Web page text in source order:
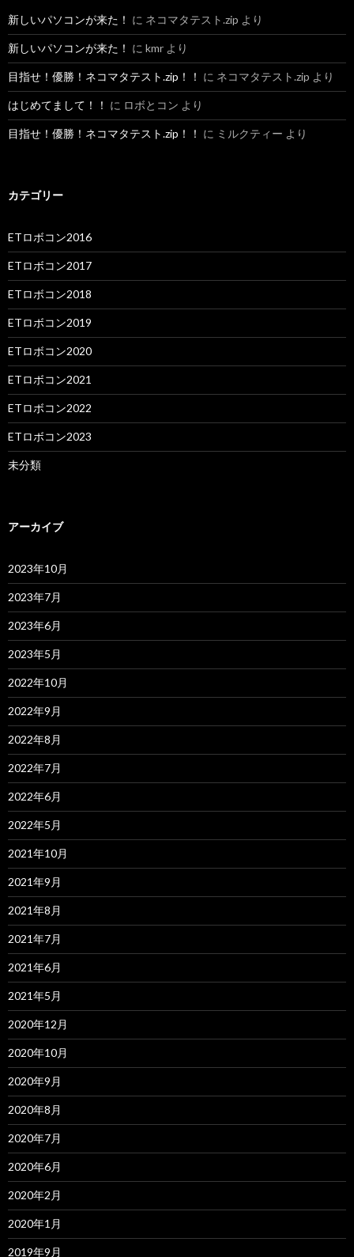
新しいパソコンが来た！ に ネコマタテスト.zip より
新しいパソコンが来た！ に kmr より
目指せ！優勝！ネコマタテスト.zip！！ に ネコマタテスト.zip より
はじめてまして！！ に ロボとコン より
目指せ！優勝！ネコマタテスト.zip！！ に ミルクティー より
カテゴリー
ETロボコン2016
ETロボコン2017
ETロボコン2018
ETロボコン2019
ETロボコン2020
ETロボコン2021
ETロボコン2022
ETロボコン2023
未分類
アーカイブ
2023年10月
2023年7月
2023年6月
2023年5月
2022年10月
2022年9月
2022年8月
2022年7月
2022年6月
2022年5月
2021年10月
2021年9月
2021年8月
2021年7月
2021年6月
2021年5月
2020年12月
2020年10月
2020年9月
2020年8月
2020年7月
2020年6月
2020年2月
2020年1月
2019年9月